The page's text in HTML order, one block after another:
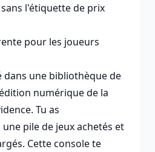
l'étiquette de prix
pour les joueurs
dans une bibliothèque de
numérique de la
Tu as
pile de jeux achetés et
Cette console te